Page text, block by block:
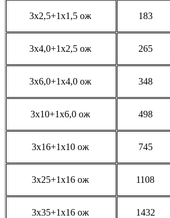
3x2,5+1x1,5 ож 183
3x4,0+1x2,5 ож 265
3x6,0+1x4,0 ож 348
3x10+1x6,0 ож 498
3x16+1x10 ож 745
3x25+1х16 ож 1108
3x35+1х16 ож 1432